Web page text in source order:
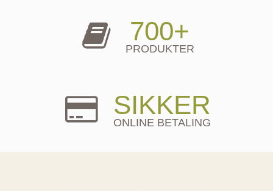
700+
PRODUKTER
SIKKER
ONLINE BETALING